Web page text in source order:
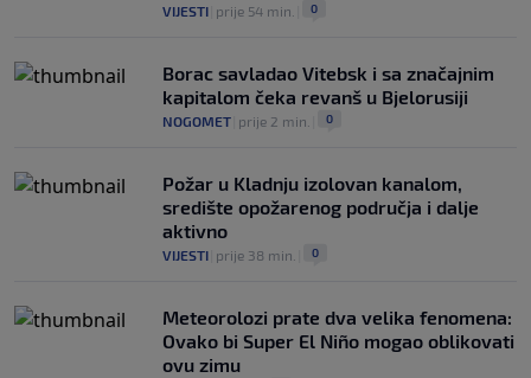
VIJESTI prije 54 min. 0
Borac savladao Vitebsk i sa značajnim
kapitalom čeka revanš u Bjelorusiji
NOGOMET prije 2 min. 0
Požar u Kladnju izolovan kanalom,
središte opožarenog područja i dalje
aktivno
VIJESTI prije 38 min. 0
Meteorolozi prate dva velika fenomena:
Ovako bi Super El Niño mogao oblikovati
ovu zimu